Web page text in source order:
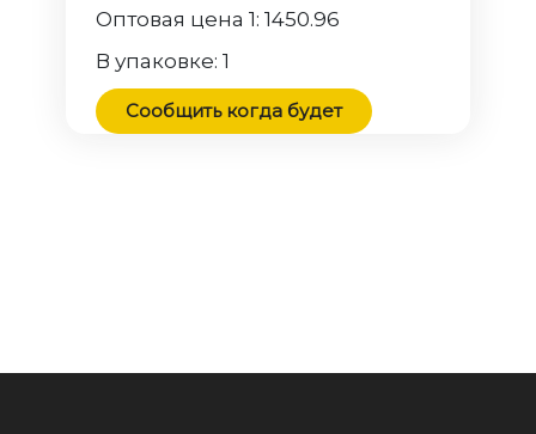
Оптовая цена 1:1450.96
В упаковке:1
Сообщить когда будет